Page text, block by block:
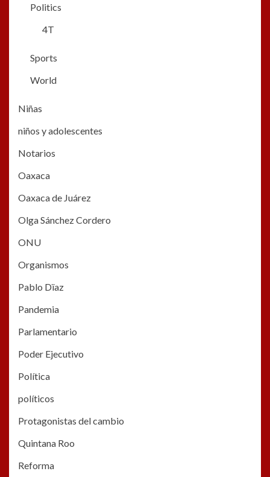
Politics
4T
Sports
World
Niñas
niños y adolescentes
Notarios
Oaxaca
Oaxaca de Juárez
Olga Sánchez Cordero
ONU
Organismos
Pablo Dïaz
Pandemia
Parlamentario
Poder Ejecutivo
Política
políticos
Protagonistas del cambio
Quintana Roo
Reforma